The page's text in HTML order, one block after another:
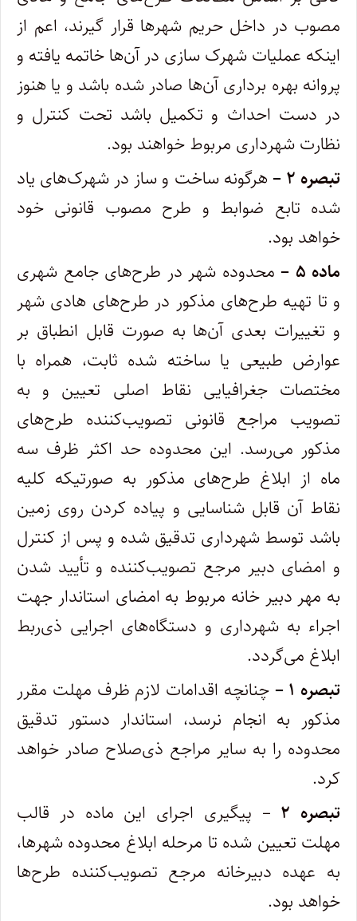
مصوب در داخل حریم شهرها قرار گیرند، اعم از
اینکه عملیات شهرک سازی در آن‌ها خاتمه یافته و
پروانه بهره برداری آن‌ها صادر شده باشد و یا هنوز
در دست احداث و تکمیل باشد تحت کنترل و
نظارت شهرداری مربوط خواهند بود.
تبصره ۲ –
هرگونه ساخت و ساز در شهرک‌های یاد
شده تابع ضوابط و طرح مصوب قانونی خود
خواهد بود.
ماده ۵ –
محدوده شهر در طرح‌های جامع شهری
و تا تهیه طرح‌های مذکور در طرح‌های هادی شهر
و تغییرات بعدی آن‌ها به صورت قابل انطباق بر
عوارض طبیعی یا ساخته شده ثابت، همراه با
مختصات جغرافیایی نقاط اصلی تعیین و به
تصویب مراجع قانونی تصویب‌کننده طرح‌های
مذکور می‌رسد. این محدوده حد اکثر ظرف سه
ماه از ابلاغ طرح‌های مذکور به صورتیکه کلیه
نقاط آن قابل شناسایی و پیاده کردن روی زمین
باشد توسط شهرداری تدقیق شده و پس از کنترل
و امضای دبیر مرجع تصویب‌کننده و تأیید شدن
به مهر دبیر خانه مربوط به امضای استاندار جهت
اجراء به شهرداری و دستگاه‌های اجرایی ذی‌ربط
ابلاغ می‌گردد.
تبصره ۱ –
چنانچه اقدامات لازم ظرف مهلت مقرر
مذکور به انجام نرسد، استاندار دستور تدقیق
محدوده را به سایر مراجع ذی‌صلاح صادر خواهد
کرد.
تبصره ۲
– پیگیری اجرای این ماده در قالب
مهلت تعیین شده تا مرحله ابلاغ محدوده شهرها،
به عهده دبیرخانه مرجع تصویب‌کننده طرح‌ها
خواهد بود.